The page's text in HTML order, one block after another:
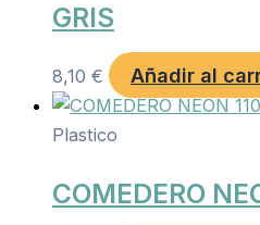
GRIS
8,10 € Añadir al
Plastico
COMEDERO